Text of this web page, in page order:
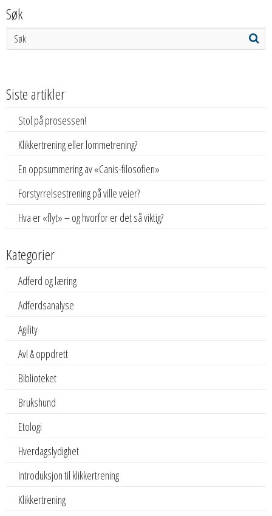
Søk
Siste artikler
Stol på prosessen!
Klikkertrening eller lommetrening?
En oppsummering av «Canis-filosofien»
Forstyrrelsestrening på ville veier?
Hva er «flyt» – og hvorfor er det så viktig?
Kategorier
Adferd og læring
Adferdsanalyse
Agility
Avl & oppdrett
Biblioteket
Brukshund
Etologi
Hverdagslydighet
Introduksjon til klikkertrening
Klikkertrening